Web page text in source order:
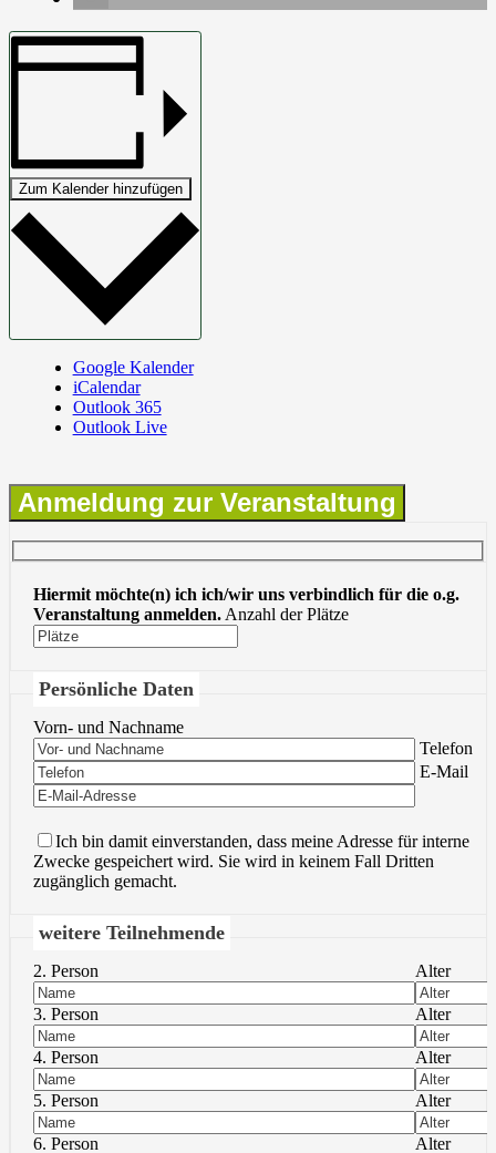
Zum Kalender hinzufügen
Google Kalender
iCalendar
Outlook 365
Outlook Live
Anmeldung zur Veranstaltung
Hiermit möchte(n) ich ich/wir uns verbindlich für die o.g.
Veranstaltung anmelden. Anzahl der Plätze
Persönliche Daten
Vorn- und Nachname
Bitte lasse
Telefon
Bitte lasse
E-Mail
Ich bin damit einverstanden, dass meine Adresse für interne
Zwecke gespeichert wird. Sie wird in keinem Fall Dritten
zugänglich gemacht.
weitere Teilnehmende
2. Person Alter
3. Person Alter
4. Person Alter
5. Person Alter
6. Person Alter